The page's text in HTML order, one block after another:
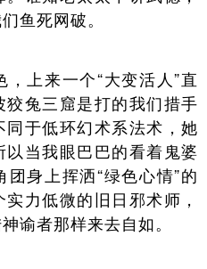
鱼死网破。
上来一个“大变活人”直
兔三窟是打的我们措手
于低环幻术系法术，她
当我眼巴巴的看着鬼婆
身上挥洒“绿色心情”的
力低微的旧日邪术师，
谕者那样来去自如。